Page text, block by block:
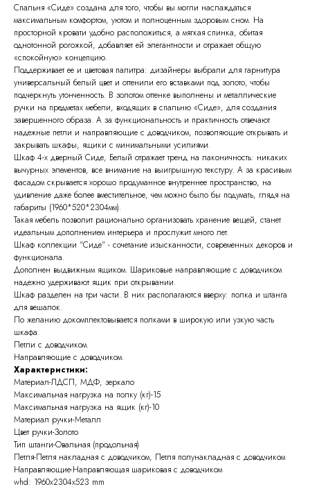
Спальня «Сиде» создана для того, чтобы вы могли наслаждаться
максимальным комфортом, уютом и полноценным здоровым сном. На
просторной кровати удобно расположиться, а мягкая спинка, обитая
однотонной рогожкой, добавляет ей элегантности и отражает общую
«спокойную» концепцию.
Поддерживает ее и цветовая палитра: дизайнеры выбрали для гарнитура
универсальный белый цвет и оттенили его вставками под золото, чтобы
подчеркнуть утонченность. В золотом оттенке выполнены и металлические
ручки на предметах мебели, входящих в спальню «Сиде», для создания
завершенного образа. А за функциональность и практичность отвечают
надежные петли и направляющие с доводчиком, позволяющие открывать и
закрывать шкафы, ящики с минимальными усилиями.
Шкаф 4-х дверный Сиде, Белый отражает тренд на лаконичность: никаких
вычурных элементов, все внимание на выигрышную текстуру. А за красивым
фасадом скрывается хорошо продуманное внутреннее пространство, на
удивление даже более вместительное, чем можно было бы подумать, глядя на
габариты (1960*520*2304мм).
Такая мебель позволит рационально организовать хранение вещей, станет
идеальным дополнением интерьера и прослужит много лет.
Шкаф коллекции "Сиде" - сочетание изысканности, современных декоров и
функционала.
Дополнен выдвижным ящиком. Шариковые направляющие с доводчиком
надежно удерживают ящик при открывании.
Шкаф разделен на три части. В них располагаются вверху: полка и штанга
для вешалок.
По желанию докомплектовывается полками в широкую или узкую часть
шкафа.
Петли с доводчиком.
Направляющие с доводчиком.
Характеристики:
Материал-ЛДСП, МДФ, зеркало
Максимальная нагрузка на полку (кг)-15
Максимальная нагрузка на ящик (кг)-10
Материал ручки-Металл
Цвет ручки-Золото
Тип штанги-Овальная (продольная)
Петля-Петля накладная с доводчиком, Петля полунакладная с доводчиком
Направляющие-Направляющая шариковая с доводчиком
whd: 1960x2304x523 mm